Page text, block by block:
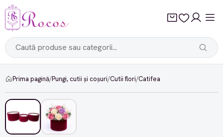
Prima pagină/Pungi, cutii și coșuri/Cutii flori/Catifea